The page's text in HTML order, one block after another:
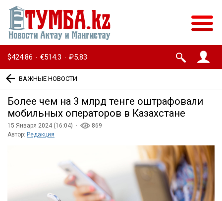
$424.86 · €514.3 · ₽5.83
ВАЖНЫЕ НОВОСТИ
Более чем на 3 млрд тенге оштрафовали
мобильных операторов в Казахстане
15 Января 2024 (16:04) ·
869
Автор: Редакция